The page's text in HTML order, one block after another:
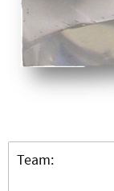
Team: